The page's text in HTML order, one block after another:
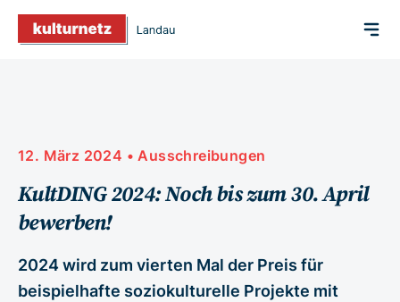
12. März 2024 • Ausschreibungen
KultDING 2024: Noch bis zum 30. April
bewerben!
2024 wird zum vierten Mal der Preis für
beispielhafte soziokulturelle Projekte mit